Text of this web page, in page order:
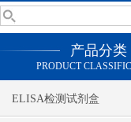
产品分类
PRODUCT
ELISA检测试剂盒